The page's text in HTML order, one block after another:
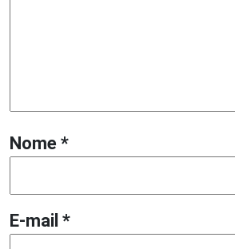
Nome *
E-mail *